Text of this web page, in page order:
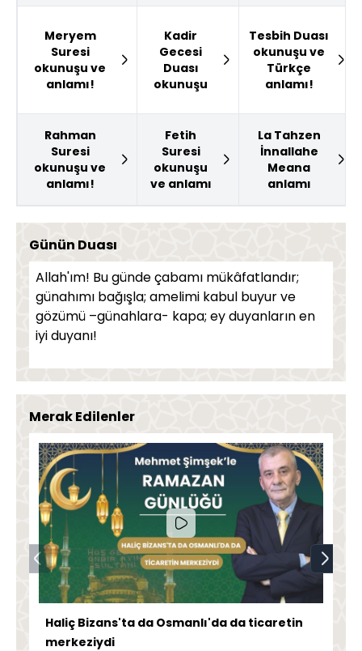
Meryem
Suresi
okunuşu ve
anlamı!
Kadir
Gecesi
Duası
okunuşu
Tesbih Duası
okunuşu ve
Türkçe
anlamı!
Rahman
Suresi
okunuşu ve
anlamı!
Fetih
Suresi
okunuşu
ve anlamı
La Tahzen
İnnallahe
Meana
anlamı
Günün Duası
Allah'ım! Bu günde çabamı mükâfatlandır;
günahımı bağışla; amelimi kabul buyur ve
gözümü –günahlara- kapa; ey duyanların en
iyi duyanı!
Merak Edilenler
Haliç Bizans'ta da Osmanlı'da da ticaretin
merkeziydi